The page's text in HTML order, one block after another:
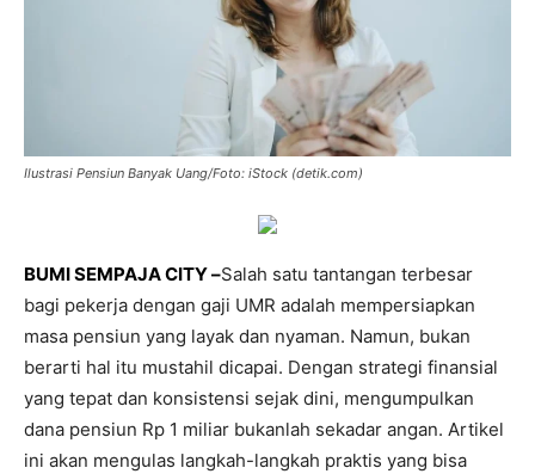
Ilustrasi Pensiun Banyak Uang/Foto: iStock (detik.com)
BUMI SEMPAJA CITY –Salah satu tantangan terbesar
bagi pekerja dengan gaji UMR adalah mempersiapkan
masa pensiun yang layak dan nyaman. Namun, bukan
berarti hal itu mustahil dicapai. Dengan strategi finansial
yang tepat dan konsistensi sejak dini, mengumpulkan
dana pensiun Rp 1 miliar bukanlah sekadar angan. Artikel
ini akan mengulas langkah-langkah praktis yang bisa